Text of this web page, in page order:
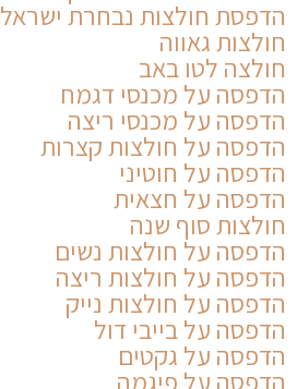
הדפסת חולצות נבחרת ישראל
חולצות גאווה
חולצה לטו באב
הדפסה על מכנסי דגמח
הדפסה על מכנסי ריצה
הדפסה על חולצות קצרות
הדפסה על חוטיני
הדפסה על חצאית
חולצות סוף שנה
הדפסה על חולצות נשים
הדפסה על חולצות ריצה
הדפסה על חולצות נייק
הדפסה על בייבי דול
הדפסה על גקטים
הדפסה על פיגמה